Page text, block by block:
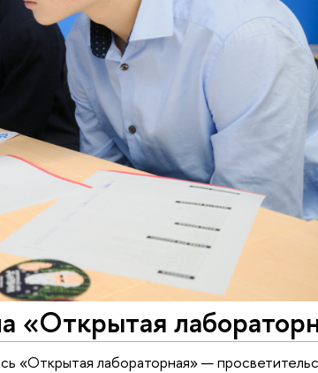
«Открытая
«Открытая лабораторная» —